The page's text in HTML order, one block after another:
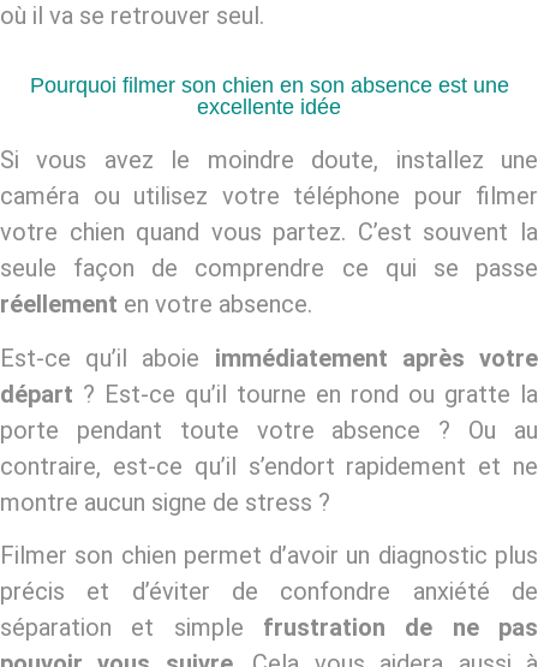
où il va se retrouver seul.
Pourquoi filmer son chien en son absence est une
excellente idée
Si vous avez le moindre doute, installez une
caméra ou utilisez votre téléphone pour filmer
votre chien quand vous partez. C’est souvent la
seule façon de comprendre ce qui se passe
réellement en votre absence.
Est-ce qu’il aboie immédiatement après votre
départ ? Est-ce qu’il tourne en rond ou gratte la
porte pendant toute votre absence ? Ou au
contraire, est-ce qu’il s’endort rapidement et ne
montre aucun signe de stress ?
Filmer son chien permet d’avoir un diagnostic plus
précis et d’éviter de confondre anxiété de
séparation et simple frustration de ne pas